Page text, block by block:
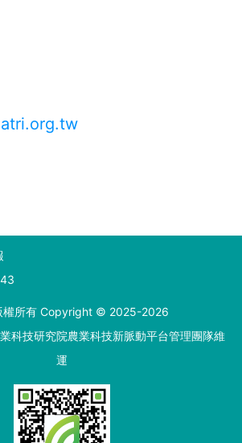
權所有 Copyright © 2025-2026
科技研究院農業科技新脈動平台管理團隊維
運